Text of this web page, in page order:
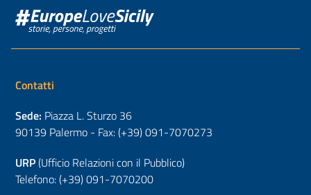
Contatti
Sede: Piazza L. Sturzo 36
90139 Palermo - Fax: (+39) 091-7070273
URP(Ufficio Relazioni con il Pubblico)
Telefono: (+39) 091-7070200